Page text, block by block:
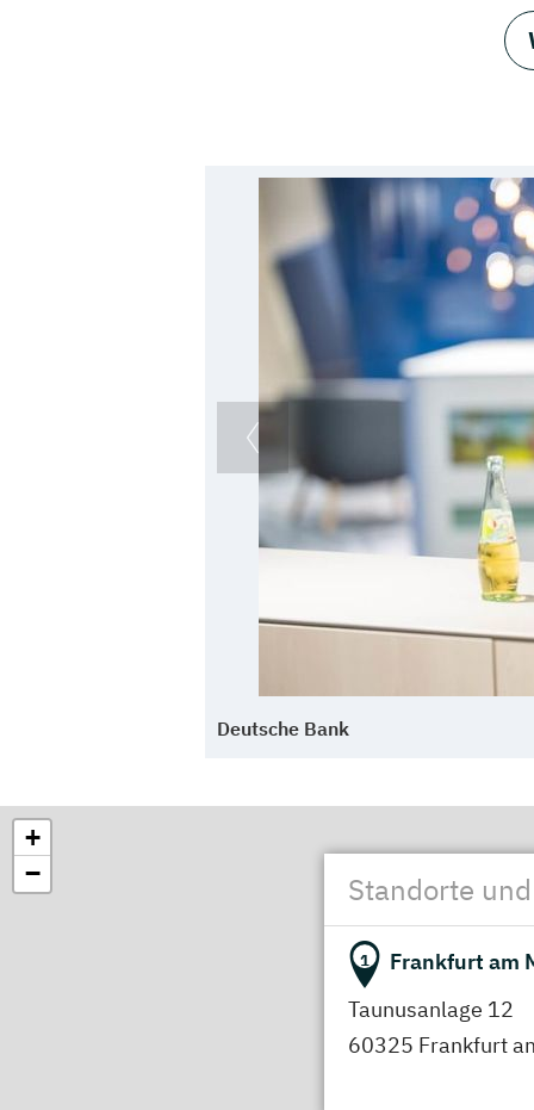
du hast eine breite Auswahl
auf die Praxis vorbereitet,
Mit-Azubis und - Studierende
feste Ansprechpartner*innen,
regelmäßigem Feedback bei
Weiterentwicklung
Unser Tipp: Mit einem
Deutschland kannst du schon
Duales Studium bei der
Digitalisierung und IT? Auch
Innovation-Bereich in
Du hast Fragen, möchtest
Gespräch kommen? Unser
Talente für die Bank zu
sourcing.ausbildung@db.com
#dbkarrierestart
Auf Instagram berichten
über ihre Erfahrungen
Team ist auf Instagram aktiv,
Deutsche Bank
Standorte
1
Frankfurt am
Taunusanlage 12
60325 Frankfurt
+
−